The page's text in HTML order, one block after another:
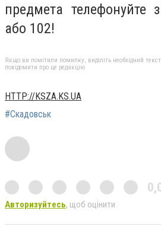
предмета телефонуйте
або 102!
Якщо ви помітили помилку, виділіть необхідний
повідомити про це редакцію
HTTP://KSZA.KS.UA
#Скадовськ
Авторизуйтесь, щоб оцінити